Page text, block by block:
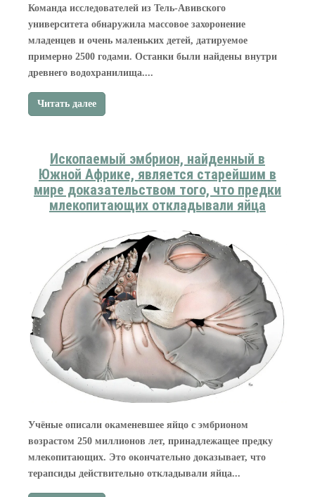
Команда исследователей из Тель-Авивского
университета обнаружила массовое захоронение
младенцев и очень маленьких детей, датируемое
примерно 2500 годами. Останки были найдены внутри
древнего водохранилища....
Читать далее
Ископаемый эмбрион, найденный в
Южной Африке, является старейшим в
мире доказательством того, что предки
млекопитающих откладывали яйца
Учёные описали окаменевшее яйцо с эмбрионом
возрастом 250 миллионов лет, принадлежащее предку
млекопитающих. Это окончательно доказывает, что
терапсиды действительно откладывали яйца...